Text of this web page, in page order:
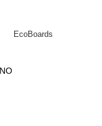
EcoBoards